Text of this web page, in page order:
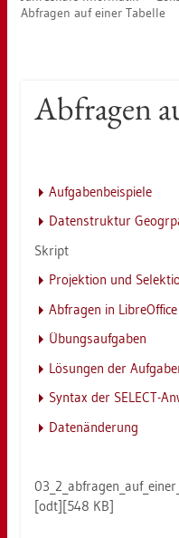
Ab­fra­gen auf einer Ta­bel­le
Ab­fra­gen
Auf­ga­ben­bei­spie­le
Da­ten­struk­tur
Skript
Pro­jek­ti­on und
Ab­fra­gen in
Übungs­auf­ga­ben
Lö­sun­gen der
Syn­tax der SELECT-
Da­ten­än­de­rung
[odt][548 KB]